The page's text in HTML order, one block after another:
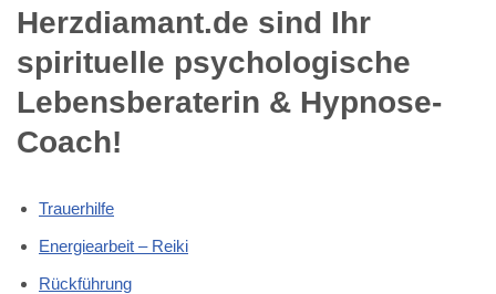
Herzdiamant.de sind Ihr
spirituelle psychologische
Lebensberaterin & Hypnose-
Coach!
Trauerhilfe
Energiearbeit – Reiki
Rückführung